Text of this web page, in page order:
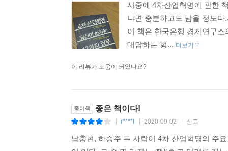
· 미래산업에 집중해야 한다 vs 모든 산업이 미래
시중에 4차산업혁명에 관한
냐면 충분하고도 남을 정도
이 책은 한국은행 경제연구
대답하는 형... 더보기
이 리뷰가 도움이 되었나요?
종이책 좋은 책이다!
r****l 2020-09-02 신고
남충현, 하승주 두 사람이 4차 산업혁명의 주